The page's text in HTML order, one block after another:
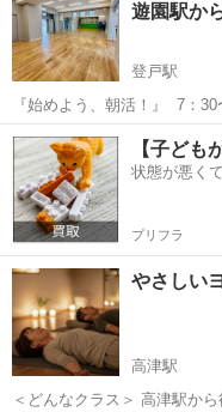
て 7月よりレッスンをスタ...
遊園駅か
登戸駅
『始めよう、朝活！』 ⁡ 7：
スタートは9月ですが 8/8 8/22 にプレクラス開講です♪ ⁡ ::場所:: 小田急
神奈川 川崎市 登戸駅
【子ども
状態が悪く
プリフラ
やさしい
高津駅
＜どんなクラス＞ 高津駅から徒歩5分のやさしいヨガクラスです。 20